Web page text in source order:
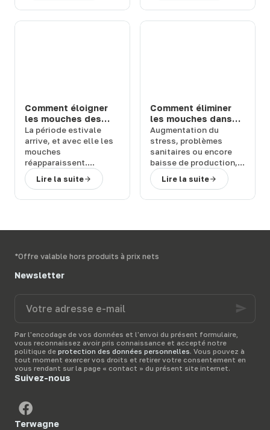
durables
, adaptées à
vos besoins.
Comment éloigner
les mouches des
chevaux et bovins
en prairie : solutions
efficaces
La période estivale
arrive, et avec elle les
mouches
réapparaissent.
Quelles sont les
conséquences de leur
Terwagne, spécialiste
solutions anti-mouche
pour protéger vos
Lire la suite
Comment éliminer
les mouches dans
une étable ou une
ferme : 3 solutions
efficaces
Augmentation du
stress, problèmes
sanitaires ou encore
baisse de production,
les
mouches peuvent
représenter un
activement et
du
pour
Lire la suite
*Offre valable hors produits à prix nets
Newsletter
adresse
mail
Par l'encodage de vos données et l'envoi du présent formulaire,
vous reconnaissez avoir pris connaissance et accepté notre
politique de protection des données personnelles. Vous pouvez à
tout moment exercer vos droits et retirer votre consentement en
vous rendant sur la page « contact » du présent site internet.
Suivez-nous
Terwagne